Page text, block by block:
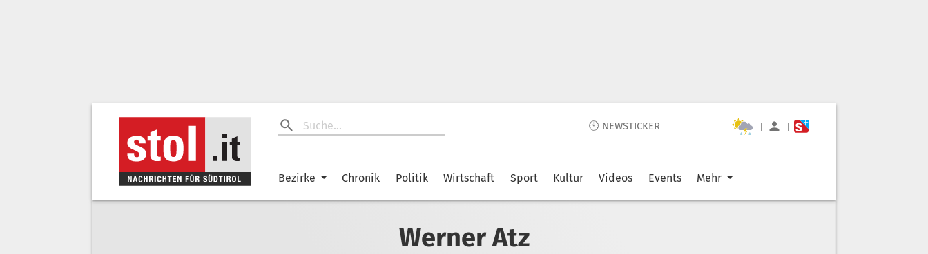
🕙 NEWSTICKER | |
Bezirke Chronik Politik Wirtschaft Sport Kultur Videos Events Mehr
Werner Atz